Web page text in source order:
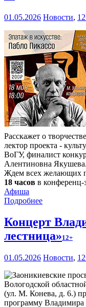
01.05.2026 Новости,
Расскажет о
лектор проекта -
ВоГУ, финалист
Алентиновна Якушева.
Ждем всех желающих
18 часов в конференц-
Афиша
Подробнее
Концерт
лестница»12+
01.05.2026 Новости,
Вологодской
(ул. М. Конева, д. 6.)
программу Владимира